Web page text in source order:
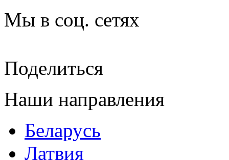
Мы в соц. сетях
Поделиться
Наши направления
Беларусь
Латвия